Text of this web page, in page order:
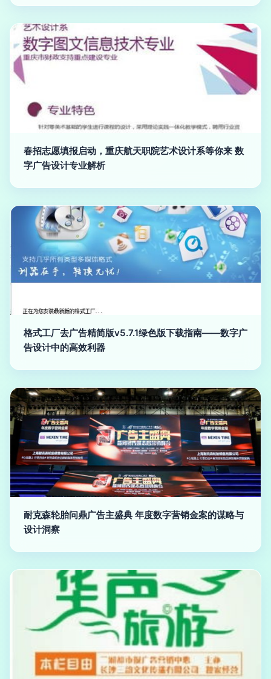
春招志愿填报启动，重庆航天职院艺术设计系等你来 数
字广告设计专业解析
格式工厂去广告精简版v5.7.1绿色版下载指南——数字广
告设计中的高效利器
耐克森轮胎问鼎广告主盛典 年度数字营销金案的谋略与
设计洞察